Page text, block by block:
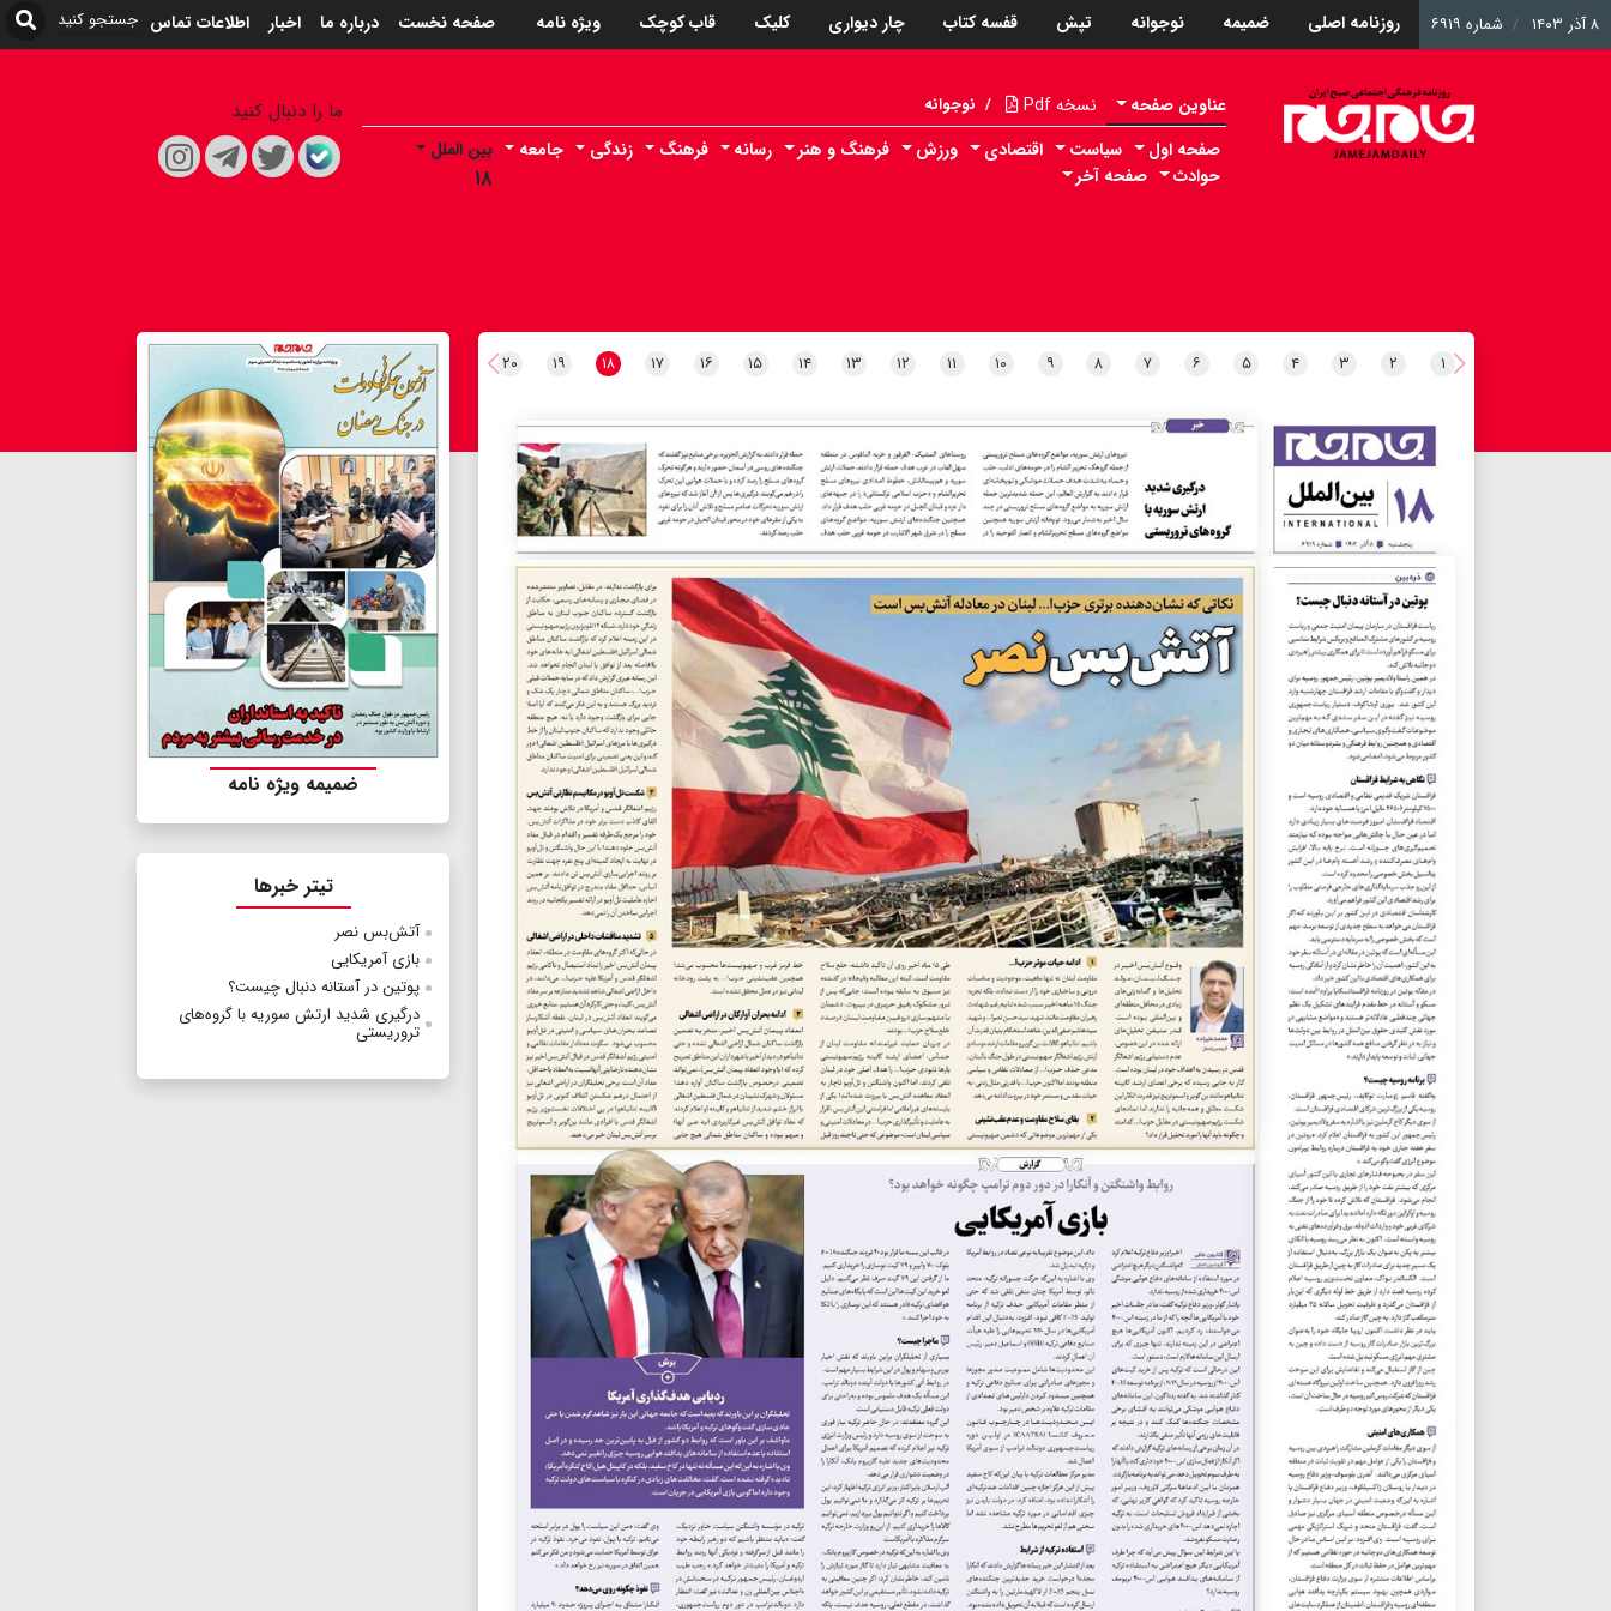
۸ آذر ۱۴۰۳ شماره ۶۹۱۹ روزنامه اصلی ضمیمه نوجوانه تپش قفسه کتاب چار دیواری کلیک قاب کوچک ویژه نامه صفحه نخست درباره ما اخبار اطلاعات تماس
عناوین صفحه نسخه Pdf / نوجوانه
صفحه اول سیاست اقتصادی ورزش فرهنگ و هنر رسانه فرهنگ زندگی جامعه بین الملل
۱۸ حوادث صفحه آخر
ما را دنبال کنید
۱ ۲ ۳ ۴ ۵ ۶ ۷ ۸ ۹ ۱۰ ۱۱ ۱۲ ۱۳ ۱۴ ۱۵ ۱۶ ۱۷ ۱۸ ۱۹ ۲۰
ضمیمه ویژه نامه
تیتر خبرها
آتش‌بس نصر
بازی آمریکایی
پوتین در آستانه دنبال چیست؟
درگیری شدید ارتش سوریه با گروه‌های
تروریستی